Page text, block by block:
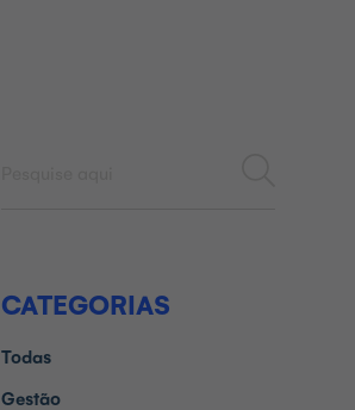
CATEGORIAS
Todas
Gestão